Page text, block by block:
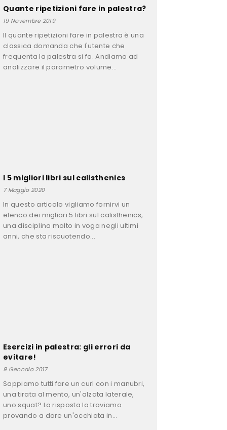
Quante ripetizioni fare in palestra?
19 Novembre 2019
Il quante ripetizioni fare in palestra è una
classica domanda che l'utente che
frequenta la palestra si fa. Andiamo ad
analizzare il parametro volume...
I 5 migliori libri sul calisthenics
7 Maggio 2020
In questo articolo vigliamo fornirvi un
elenco dei migliori 5 libri sul calisthenics,
una disciplina molto in voga negli ultimi
anni, che sta riscuotendo...
Esercizi in palestra: gli errori da
evitare!
9 Gennaio 2017
Sappiamo tutti fare un curl con i manubri,
una tirata al mento, un'alzata laterale,
uno squat? La risposta la troviamo
provando a dare un'occhiata in...